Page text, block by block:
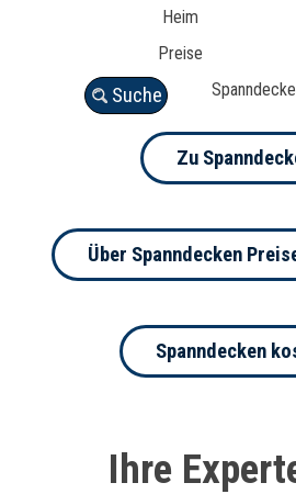
Heim
Preise
Suche
Zu
Über Spanndecken
Spanndecken
Ihre